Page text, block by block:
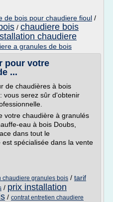
de bois pour chaudiere fioul /
/ chaudiere bois
chaudiere
a granules de bois
pour votre
...
de chaudières à bois
vous serez sûr d'obtenir
votre chaudière à granulés
eau à bois Doubs,
dans tout le
spécialisée dans la vente
chaudiere granules bois / tarif
/ prix installation
/ contrat entretien chaudiere